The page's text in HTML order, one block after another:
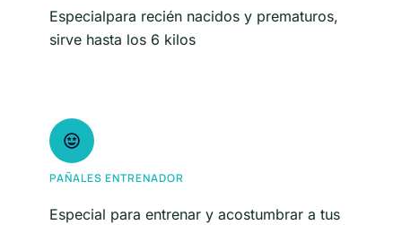
Especialpara recién nacidos y prematuros,
sirve hasta los 6 kilos
PAÑALES ENTRENADOR
Especial para entrenar y acostumbrar a tus